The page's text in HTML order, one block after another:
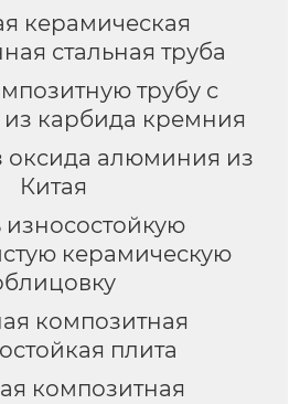
керамическая
стальная труба
трубу с
карбида кремния
оксида алюминия из
Китая
износостойкую
керамическую
композитная
плита
композитная